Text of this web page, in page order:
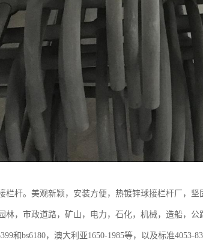
栏杆。美观新颖，安装方便，热镀锌球接栏杆厂，
林，市政道路，矿山，电力，石化，机械，造船，
和bs6180，澳大利亚1650-1985等，以及标准4053-